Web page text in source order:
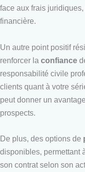
face aux frais
financière.
Un autre point positif
renforcer la confiance
responsabilité civile
clients quant à votre
peut donner un
prospects.
De plus, des options de
disponibles, permettant
son contrat selon son